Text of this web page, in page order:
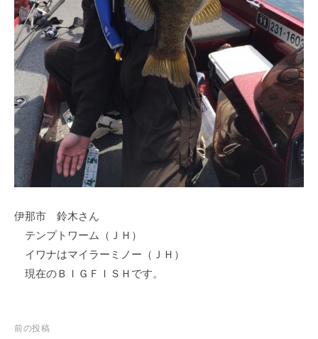
ワ
ン
ボ
ー
/
貸
し
竿
/
ウ
イ
伊那市 鈴木さん
テンプトワーム（ＪＨ）
イワナはマイラーミノー（ＪＨ）
現在のＢＩＧＦＩＳＨです。
投
前の投稿